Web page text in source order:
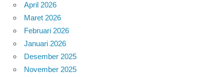
April 2026
Maret 2026
Februari 2026
Januari 2026
Desember 2025
November 2025